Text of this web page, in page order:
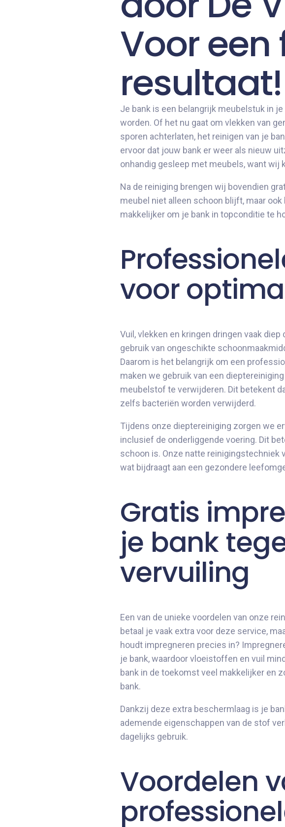
Voor een
resultaat!
Je bank is een belangrijk meubelstuk in
worden. Of het nu gaat om vlekken van
sporen achterlaten, het reinigen van je
ervoor dat jouw bank er weer als nieuw
onhandig gesleep met meubels, want wij
Na de reiniging brengen wij bovendien
meubel niet alleen schoon blijft, maar
makkelijker om je bank in topconditie te
voor
Vuil, vlekken en kringen dringen vaak
gebruik van ongeschikte
Daarom is het belangrijk om een
maken we gebruik van een
meubelstof te verwijderen. Dit betekent
zelfs bacteriën worden verwijderd.
Tijdens onze dieptereiniging zorgen we
inclusief de onderliggende voering. Dit
schoon is. Onze natte reinigingstechniek
wat bijdraagt aan een gezondere
Gratis
je bank
vervuiling
Een van de unieke voordelen van onze
betaal je vaak extra voor deze service,
houdt impregneren precies in?
je bank, waardoor vloeistoffen en vuil
bank in de toekomst veel makkelijker en
bank.
Dankzij deze extra beschermlaag is je
ademende eigenschappen van de stof
dagelijks gebruik.
Voordelen